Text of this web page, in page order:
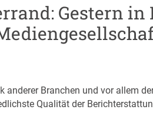
Gestern
anderer Branchen und vor allem
Qualität der